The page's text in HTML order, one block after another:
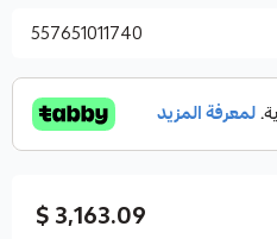
557651011740
3,163.09 $